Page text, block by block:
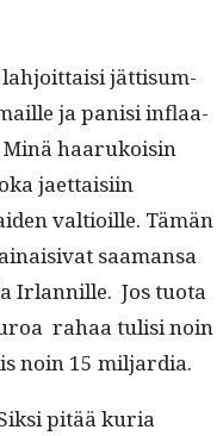
lahjoit­taisi jät­tisum­
ja panisi inflaa­
haarukoisin
jaet­taisi­in
val­tioille. Tämän
saa­mansa
Irlan­nille. Jos tuo­ta
rahaa tulisi noin
noin 15 miljardia.
pitää kuria